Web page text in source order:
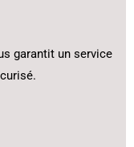
garantit un service